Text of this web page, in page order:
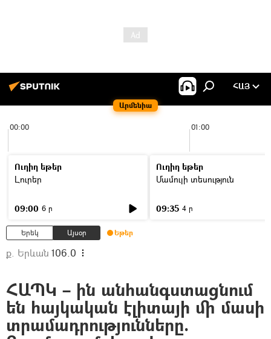
Արմենիա
ՀԱՅ
00:00 01:00
Ուղիղ եթեր
Լուրեր
09:00 6 ր
Ուղիղ եթեր
Մամուլի տեսություն
09:35 4 ր
Երեկ Այսօր Եթեր
ք. Երևան 106.0
ՀԱՊԿ – ին անհանգստացնում
են հայկական էլիտայի մի մասի
տրամադրությունները.